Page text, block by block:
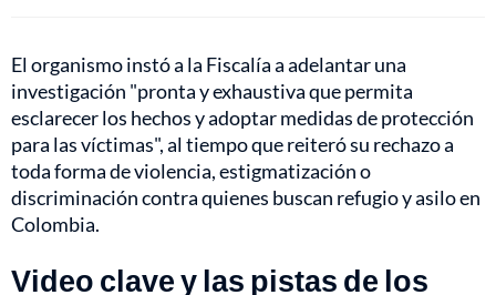
El organismo instó a la Fiscalía a adelantar una
investigación "pronta y exhaustiva que permita
esclarecer los hechos y adoptar medidas de protección
para las víctimas", al tiempo que reiteró su rechazo a
toda forma de violencia, estigmatización o
discriminación contra quienes buscan refugio y asilo en
Colombia.
Video clave y las pistas de los